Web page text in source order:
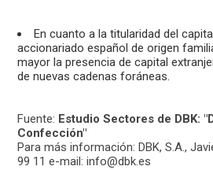
En cuanto a la titularidad del
accionariado español de origen
mayor la presencia de capital
de nuevas cadenas foráneas.
Fuente: Estudio Sectores de DBK:
Confección"
Para más información: DBK, S.A.,
99 11 e-mail: info@dbk.es